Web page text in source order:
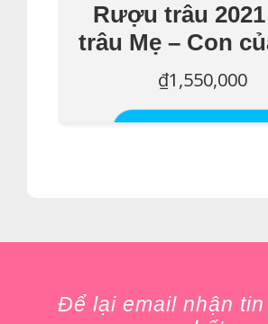
Rượu trâu
trâu Mẹ – Con
₫1,550,000
Để lại email nhận